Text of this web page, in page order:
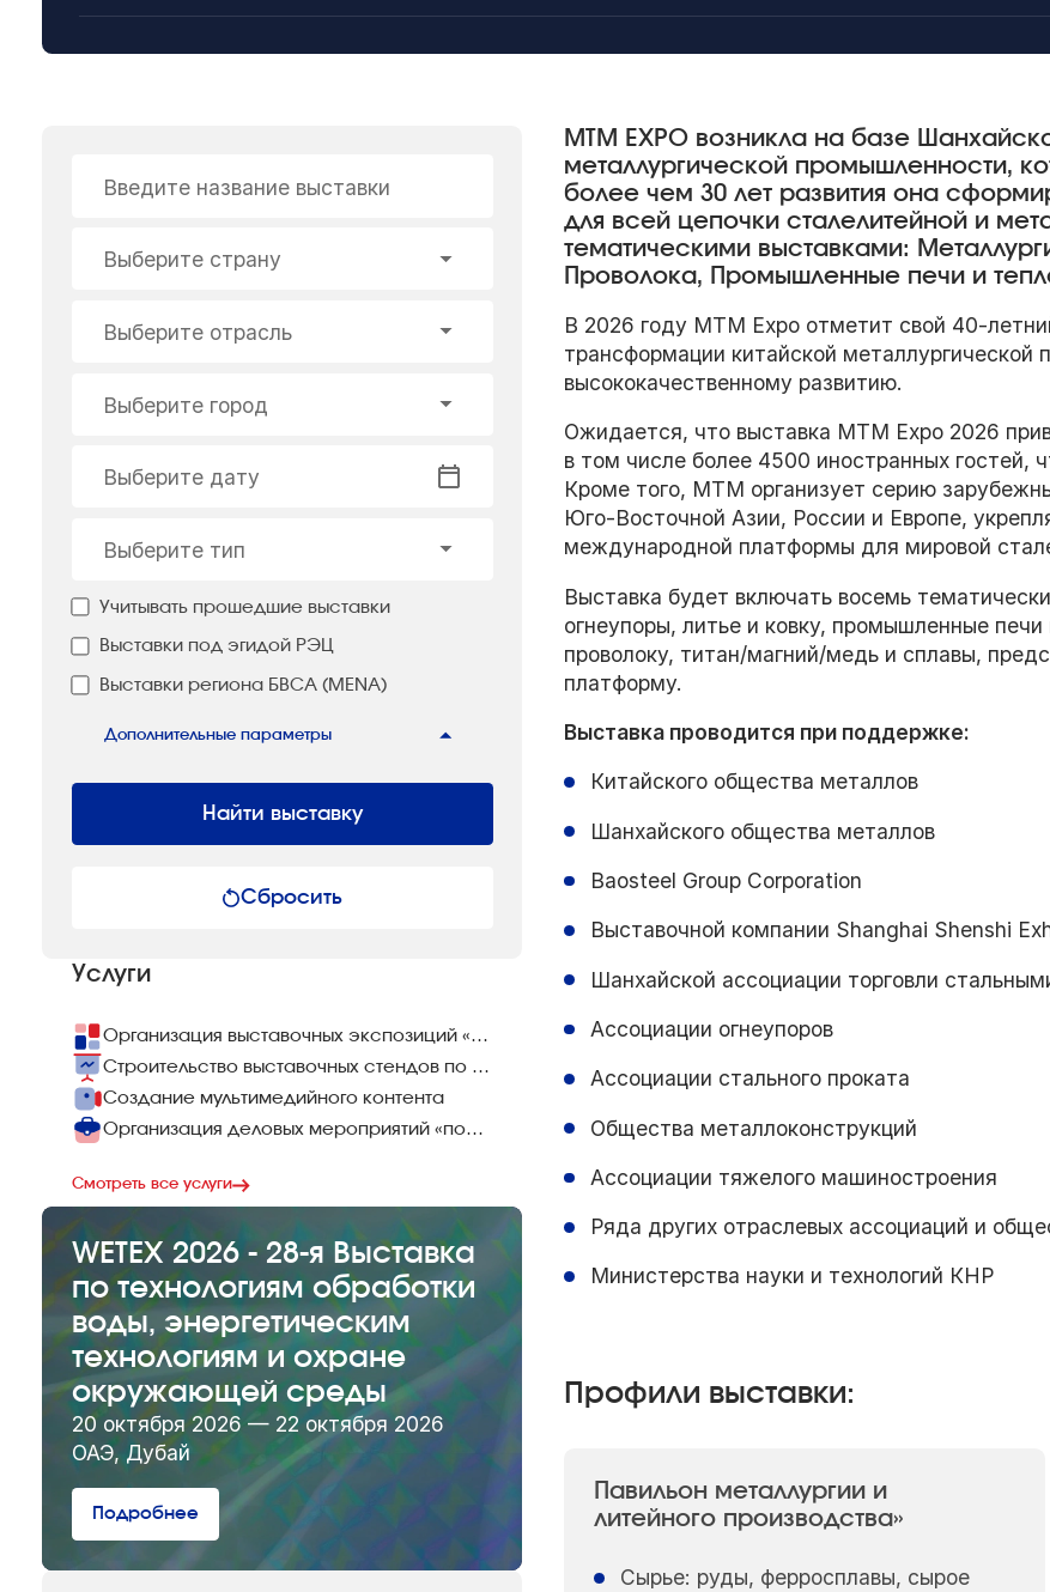
Введите название выставки
Выберите страну
Выберите отрасль
Выберите город
Выберите дату
Выберите тип
Учитывать прошедшие выставки
Выставки под эгидой РЭЦ
Выставки региона БВСА (MENA)
Дополнительные параметры
Найти выставку
Сбросить
Услуги
Организация выставочных экспозиций «под ключ»
Строительство выставочных стендов по всему миру
Создание мультимедийного контента
Организация деловых мероприятий «под ключ»
Смотреть все услуги
WETEX 2026 - 28-я Выставка
по технологиям обработки
воды, энергетическим
технологиям и охране
окружающей среды
20 октября 2026 — 22 октября 2026
ОАЭ, Дубай
Подробнее
MTM EXPO возникла на базе
металлургической промышленности,
более чем 30 лет развития она
для всей цепочки сталелитейной и
тематическими выставками:
Проволока, Промышленные печи и
В 2026 году MTM Expo отметит свой 40-
трансформации китайской
высококачественному развитию.
Ожидается, что выставка MTM Expo 2026
в том числе более 4500 иностранных гостей,
Кроме того, MTM организует серию
Юго-Восточной Азии, России и Европе,
международной платформы для мировой
Выставка будет включать восемь
огнеупоры, литье и ковку, промышленные
проволоку, титан/магний/медь и сплавы,
платформу.
Выставка проводится при поддержке:
Китайского общества металлов
Шанхайского общества металлов
Baosteel Group Corporation
Выставочной компании Shanghai Shenshi
Шанхайской ассоциации торговли
Ассоциации огнеупоров
Ассоциации стального проката
Общества металлоконструкций
Ассоциации тяжелого машиностроения
Ряда других отраслевых ассоциаций и
Министерства науки и технологий КНР
Профили выставки:
Павильон металлургии и
литейного производства»
Сырье: руды, ферросплавы, сырое